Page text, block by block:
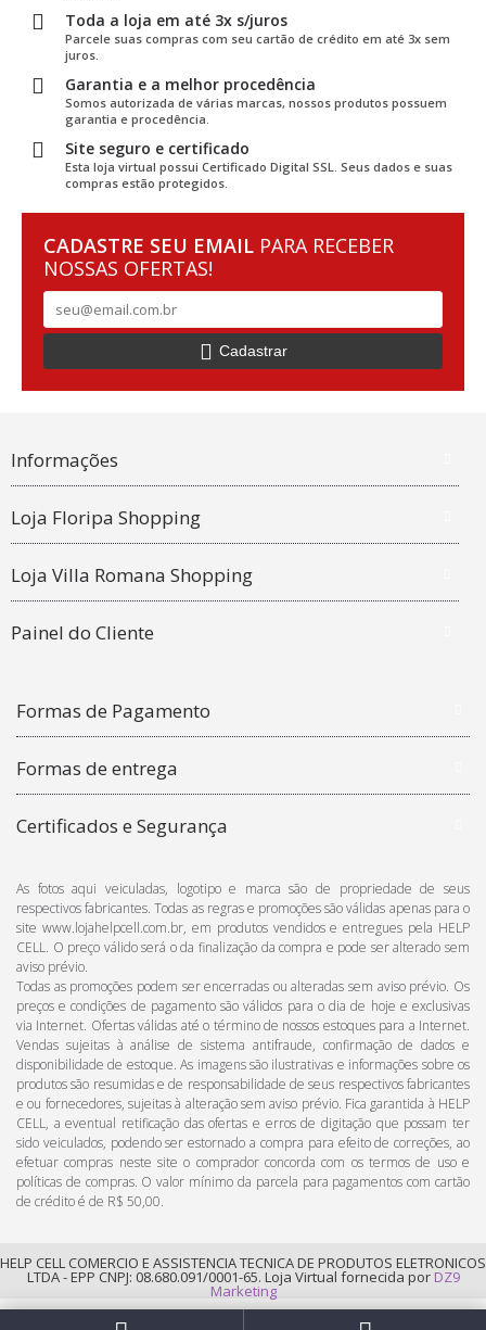
Toda a loja em até 3x s/juros
Parcele suas compras com seu cartão de crédito em até 3x sem
juros.
Garantia e a melhor procedência
Somos autorizada de várias marcas, nossos produtos possuem
garantia e procedência.
Site seguro e certificado
Esta loja virtual possui Certificado Digital SSL. Seus dados e suas
compras estão protegidos.
CADASTRE SEU EMAIL PARA RECEBER
NOSSAS OFERTAS!
Cadastrar
Informações
Loja Floripa Shopping
Loja Villa Romana Shopping
Painel do Cliente
Formas de Pagamento
Formas de entrega
Certificados e Segurança
As fotos aqui veiculadas, logotipo e marca são de propriedade de seus
respectivos fabricantes. Todas as regras e promoções são válidas apenas para o
site www.lojahelpcell.com.br, em produtos vendidos e entregues pela HELP
CELL. O preço válido será o da finalização da compra e pode ser alterado sem
aviso prévio.
Todas as promoções podem ser encerradas ou alteradas sem aviso prévio. Os
preços e condições de pagamento são válidos para o dia de hoje e exclusivas
via Internet. Ofertas válidas até o término de nossos estoques para a Internet.
Vendas sujeitas à análise de sistema antifraude, confirmação de dados e
disponibilidade de estoque. As imagens são ilustrativas e informações sobre os
produtos são resumidas e de responsabilidade de seus respectivos fabricantes
e ou fornecedores, sujeitas à alteração sem aviso prévio. Fica garantida à HELP
CELL, a eventual retificação das ofertas e erros de digitação que possam ter
sido veiculados, podendo ser estornado a compra para efeito de correções, ao
efetuar compras neste site o comprador concorda com os termos de uso e
políticas de compras. O valor mínimo da parcela para pagamentos com cartão
de crédito é de R$ 50,00.
HELP CELL COMERCIO E ASSISTENCIA TECNICA DE PRODUTOS ELETRONICOS
LTDA - EPP CNPJ: 08.680.091/0001-65. Loja Virtual fornecida por DZ9
Marketing